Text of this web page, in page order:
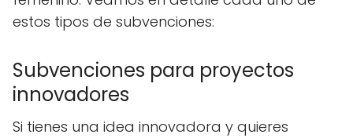
estos tipos de subvenciones:
Subvenciones para proyectos
innovadores
Si tienes una idea innovadora y quieres